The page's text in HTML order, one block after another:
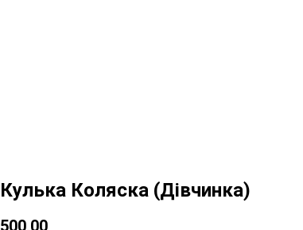
Кулька Коляска (Дівчинка)
500,00